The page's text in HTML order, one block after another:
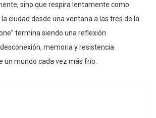
sino que respira lentamente como
ciudad desde una ventana a las tres de la
termina siendo una reflexión
memoria y resistencia
un mundo cada vez más frío.